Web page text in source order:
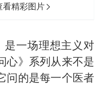
看精彩图片
是一场理想主义对
心》系列从来不是
问的是每一个医者